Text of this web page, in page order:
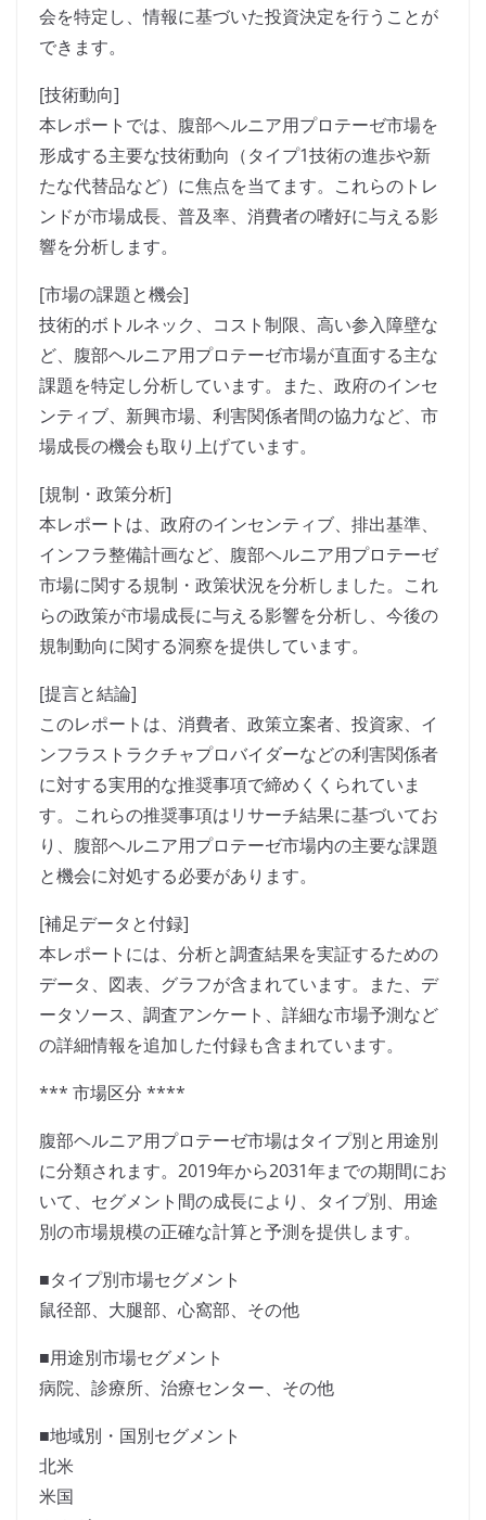
会を特定し、情報に基づいた投資決定を行うことが
できます。
[技術動向]
本レポートでは、腹部ヘルニア用プロテーゼ市場を
形成する主要な技術動向（タイプ1技術の進歩や新
たな代替品など）に焦点を当てます。これらのトレ
ンドが市場成長、普及率、消費者の嗜好に与える影
響を分析します。
[市場の課題と機会]
技術的ボトルネック、コスト制限、高い参入障壁な
ど、腹部ヘルニア用プロテーゼ市場が直面する主な
課題を特定し分析しています。また、政府のインセ
ンティブ、新興市場、利害関係者間の協力など、市
場成長の機会も取り上げています。
[規制・政策分析]
本レポートは、政府のインセンティブ、排出基準、
インフラ整備計画など、腹部ヘルニア用プロテーゼ
市場に関する規制・政策状況を分析しました。これ
らの政策が市場成長に与える影響を分析し、今後の
規制動向に関する洞察を提供しています。
[提言と結論]
このレポートは、消費者、政策立案者、投資家、イ
ンフラストラクチャプロバイダーなどの利害関係者
に対する実用的な推奨事項で締めくくられていま
す。これらの推奨事項はリサーチ結果に基づいてお
り、腹部ヘルニア用プロテーゼ市場内の主要な課題
と機会に対処する必要があります。
[補足データと付録]
本レポートには、分析と調査結果を実証するための
データ、図表、グラフが含まれています。また、デ
ータソース、調査アンケート、詳細な市場予測など
の詳細情報を追加した付録も含まれています。
*** 市場区分 ****
腹部ヘルニア用プロテーゼ市場はタイプ別と用途別
に分類されます。2019年から2031年までの期間にお
いて、セグメント間の成長により、タイプ別、用途
別の市場規模の正確な計算と予測を提供します。
■タイプ別市場セグメント
鼠径部、大腿部、心窩部、その他
■用途別市場セグメント
病院、診療所、治療センター、その他
■地域別・国別セグメント
北米
米国